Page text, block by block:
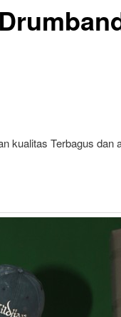
kualitas Terbagus dan